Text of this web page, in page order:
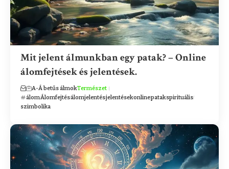
Mit jelent álmunkban egy patak? – Online
álomfejtések és jelentések.
A-Á betűs álmokTermészet
álomÁlomfejtésálomjelentésjelentésekonlinepatakspirituális
szimbolika